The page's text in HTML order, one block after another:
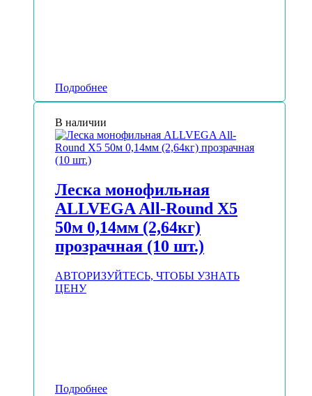
Подробнее
В наличии
Леска монофильная
ALLVEGA All-Round Х5
50м 0,14мм (2,64кг)
прозрачная (10 шт.)
АВТОРИЗУЙТЕСЬ, ЧТОБЫ УЗНАТЬ
ЦЕНУ
Подробнее